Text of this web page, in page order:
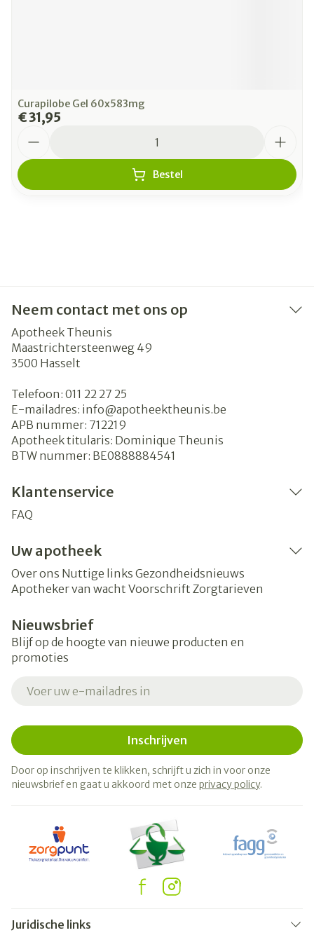
Curapilobe Gel 60x583mg
€ 31,95
Bestel
Neem contact met ons op
Apotheek Theunis
Maastrichtersteenweg 49
3500 Hasselt
Telefoon: 011 22 27 25
E-mailadres: info@apotheektheunis.be
APB nummer: 712219
Apotheek titularis: Dominique Theunis
BTW nummer: BE0888884541
Klantenservice
FAQ
Uw apotheek
Over ons Nuttige links Gezondheidsnieuws
Apotheker van wacht Voorschrift Zorgtarieven
Nieuwsbrief
Blijf op de hoogte van nieuwe producten en
promoties
Inschrijven
Door op inschrijven te klikken, schrijft u zich in voor onze
nieuwsbrief en gaat u akkoord met onze privacy policy.
Juridische links